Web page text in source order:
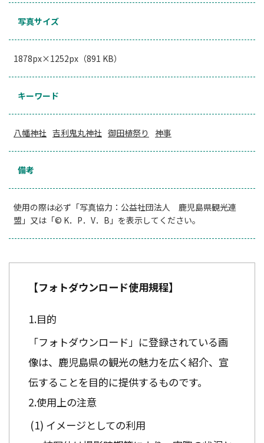
写真サイズ
1878px×1252px（891 KB）
キーワード
八幡神社 吉利鬼丸神社 御田植祭り 神事
備考
使用の際は必ず「写真協力：公益社団法人 鹿児島県観光連
盟」又は「© K．P．V．B」を表示してください。
【フォトダウンロード使用規程】
目的
「フォトダウンロード」に登録されている画
像は、鹿児島県の観光の魅力を広く紹介、宣
伝することを目的に提供するものです。
使用上の注意
イメージとしての利用